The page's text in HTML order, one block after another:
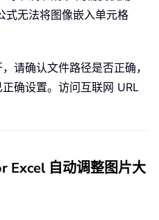
式无法将图像嵌入单元格
请确认文件路径是否正确，
确设置。访问互联网 URL
Excel 自动调整图片大